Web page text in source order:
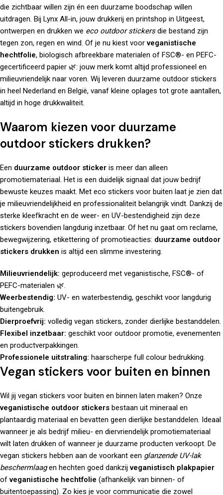
die zichtbaar willen zijn én een duurzame boodschap willen
uitdragen. Bij Lynx All-in, jouw drukkerij en printshop in Uitgeest,
ontwerpen en drukken we eco outdoor stickersdie bestand zijn
tegen zon, regen en wind. Of je nu kiest voorveganistische
hechtfolie, biologisch afbreekbare materialen of FSC®- en PEFC-
gecertificeerd papier 🌿: jouw merk komt altijd professioneel en
milieuvriendelijk naar voren. Wij leveren duurzame outdoor stickers
in heel Nederland en België, vanaf kleine oplages tot grote aantallen,
altijd in hoge drukkwaliteit.
Waarom kiezen voor duurzame
outdoor stickers drukken?
Een duurzame outdoor sticker is meer dan alleen
promotiemateriaal. Het is een duidelijk signaal dat jouw bedrijf
bewuste keuzes maakt. Met eco stickers voor buiten laat je zien dat
je milieuvriendelijkheid en professionaliteit belangrijk vindt. Dankzij de
sterke kleefkracht en de weer- en UV-bestendigheid zijn deze
stickers bovendien langdurig inzetbaar. Of het nu gaat om reclame,
bewegwijzering, etikettering of promotieacties: duurzame outdoor
stickers drukken is altijd een slimme investering.
Milieuvriendelijk: geproduceerd met veganistische, FSC®- of
PEFC-materialen 🌿.
Weerbestendig: UV- en waterbestendig, geschikt voor langdurig
buitengebruik.
Dierproefvrij: volledig vegan stickers, zonder dierlijke bestanddelen.
Flexibel inzetbaar: geschikt voor outdoor promotie, evenementen
en productverpakkingen.
Professionele uitstraling: haarscherpe full colour bedrukking.
Vegan stickers voor buiten en binnen
Wil jij vegan stickers voor buiten en binnen laten maken? Onze
veganistische outdoor stickers bestaan uit mineraal en
plantaardig materiaal en bevatten geen dierlijke bestanddelen. Ideaal
wanneer je als bedrijf milieu- en diervriendelijk promotiemateriaal
wilt laten drukken of wanneer je duurzame producten verkoopt. De
vegan stickers hebben aan de voorkant een glanzende UV-lak
beschermlaagen hechten goed dankzijveganistisch plakpapier
ofveganistische hechtfolie (afhankelijk van binnen- of
buitentoepassing). Zo kies je voor communicatie die zowel